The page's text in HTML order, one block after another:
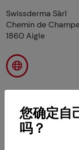
Swissderma Sàrl
Chemin de
1860 Aigle
RETOUR
您确定自
吗？